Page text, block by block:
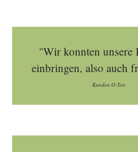
"Wir konnten unsere
einbringen, also auch
Kunden O-Ton